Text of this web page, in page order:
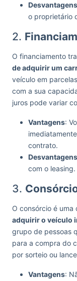
Desvantagens
o proprietário
2.
O financiamento
de adquirir um
veículo em
com a sua
juros pode variar
Vantagens:
contrato.
Desvantagens
com o leasing.
3.
O consórcio é uma
adquirir o veículo
grupo de pessoas
para a compra do
por sorteio ou
Vantagens: